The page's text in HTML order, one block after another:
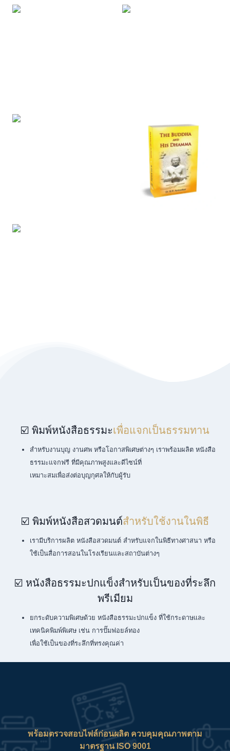
☑️ พิมพ์หนังสือธรรมะเพื่อแจกเป็นธรรมทาน
สำหรับงานบุญ งานศพ หรือโอกาสพิเศษต่างๆ เราพร้อมผลิต หนังสือ
ธรรมะแจกฟรี ที่มีคุณภาพสูงและดีไซน์ที่
เหมาะสมเพื่อส่งต่อบุญกุศลให้กับผู้รับ
☑️ พิมพ์หนังสือสวดมนต์สำหรับใช้งานในพิธี
เรามีบริการผลิต หนังสือสวดมนต์ สำหรับแจกในพิธีทางศาสนา หรือ
ใช้เป็นสื่อการสอนในโรงเรียนและสถาบันต่างๆ
☑️ หนังสือธรรมะปกแข็งสำหรับเป็นของที่ระลึก
พรีเมียม
ยกระดับความพิเศษด้วย หนังสือธรรมะปกแข็ง ที่ใช้กระดาษและ
เทคนิคพิมพ์พิเศษ เช่น การปั๊มฟอยล์ทอง
เพื่อใช้เป็นของที่ระลึกที่ทรงคุณค่า
พร้อมตรวจสอบไฟล์ก่อนผลิต ควบคุมคุณภาพตาม
มาตรฐาน ISO 9001